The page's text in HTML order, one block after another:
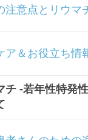
注意点とリウマ
ア＆お役立ち情
チ -若年性特発